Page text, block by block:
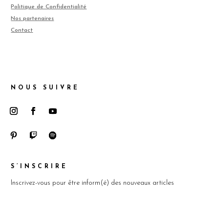
Politique de Confidentialité
Nos partenaires
Contact
NOUS SUIVRE
S’INSCRIRE
Inscrivez-vous pour être inform(é) des nouveaux articles